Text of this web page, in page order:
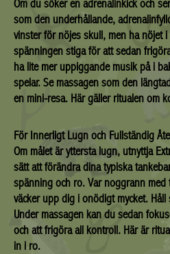
Om du söker en adrenalinkick och
som den underhållande,
vinster för nöjes skull, men ha nöjet
spänningen stiga för att sedan
ha lite mer uppiggande musik på i
spelar. Se massagen som den
en mini-resa. Här gäller ritualen om
För Innerligt Lugn och Fullständig
Om målet är yttersta lugn, utnyttja
sätt att förändra dina typiska
spänning och ro. Var noggrann
väcker upp dig i onödigt mycket.
Under massagen kan du sedan
och att frigöra all kontroll. Här är
in i ro.